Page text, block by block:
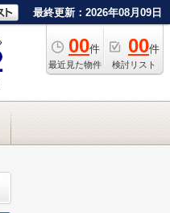
最終更新：2026年08月09日
00件
最近見た物件
00件
検討リスト